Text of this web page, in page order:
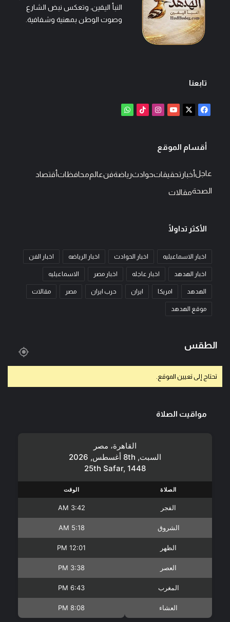
النبأ اليقين، وتعكس نبض الشارع
وصوت الوطن بمهنية وشفافية.
تابعنا
فيسبوك ‫YouTubeانستقرام‫TikTok
أقسام الموقع
عاجلأخبار تحقيقاتحوادثرياضةفنعالممحافظاتأقتصاد
الصحةمقالات
الأكثر تداولًا
اخبار الاسماعيليه اخبار الحوادث اخبار الرياضه اخبار الفن
اخبار الهدهد اخبار عاجله اخبار مصر الاسماعيليه
الهدهد امريكا ايران حرب ايران مصر مقالات
موقع الهدهد
الطقس
تحتاج إلى تعيين الموقع.
مواقيت الصلاة
القاهرة، مصر
السبت, 8th أغسطس, 2026
25th Safar, 1448
الصلاة الوقت
الفجر 3:42 AM
الشروق 5:18 AM
الظهر 12:01 PM
العصر 3:38 PM
المغرب 6:43 PM
العشاء 8:08 PM